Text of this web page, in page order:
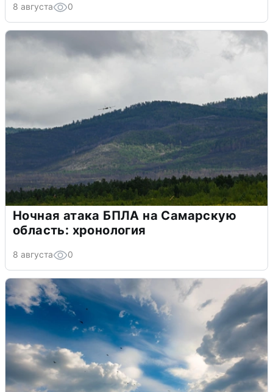
8 августа 0
Ночная атака БПЛА на Самарскую
область: хронология
8 августа 0